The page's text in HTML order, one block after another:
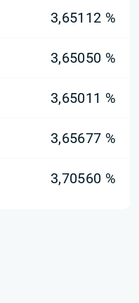
3,65112 %
3,65050 %
3,65011 %
3,65677 %
3,70560 %